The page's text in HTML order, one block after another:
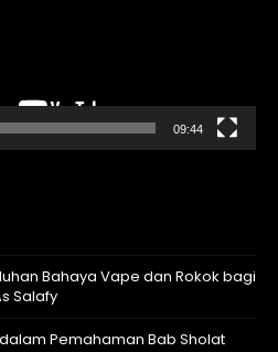
09:44
Bahaya Vape dan Rokok bagi
Salafy
Pemahaman Bab Sholat